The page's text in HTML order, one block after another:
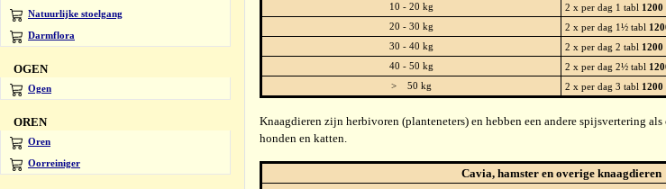
Natuurlijke stoelgang
Darmflora
OGEN
Ogen
OREN
Oren
Oorreiniger
10 - 20 kg
2 x per dag 1 tabl 1200
20 - 30 kg
2 x per dag 1½ tabl
30 - 40 kg
2 x per dag 2 tabl 1200
40 - 50 kg
2 x per dag 2½ tabl
> 50 kg
2 x per dag 3 tabl 1200
Knaagdieren zijn herbivoren (planteneters) en hebben een andere spijsvertering
honden en katten.
Cavia, hamster en overige knaagdieren